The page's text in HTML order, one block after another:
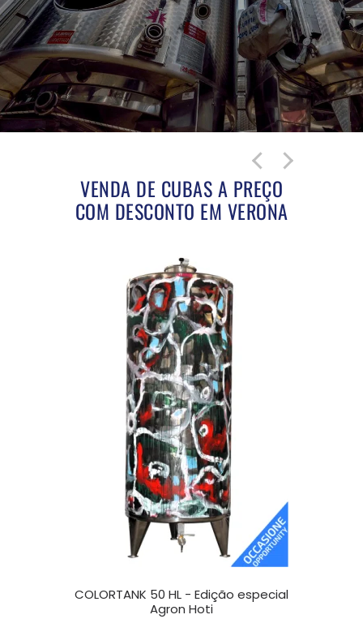
VENDA DE CUBAS A PREÇO
COM DESCONTO EM VERONA
COLORTANK 50 HL - Edição especial
Agron Hoti